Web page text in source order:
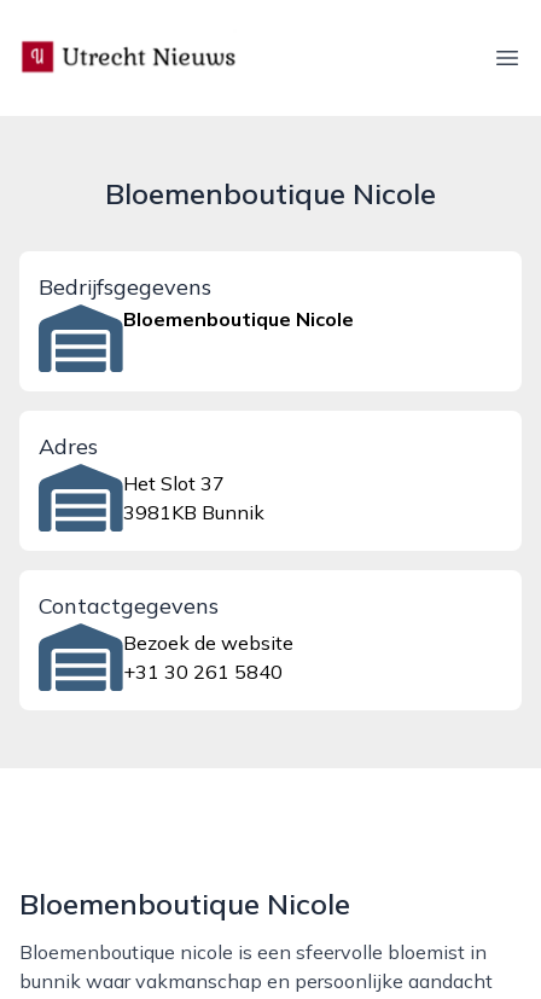
utrecht-nieuws.nl
Bloemenboutique Nicole
Bedrijfsgegevens
Bloemenboutique Nicole
Adres
Het Slot 37
3981KB Bunnik
Contactgegevens
Bezoek de website
+31 30 261 5840
Bloemenboutique Nicole
Bloemenboutique nicole is een sfeervolle bloemist in
bunnik waar vakmanschap en persoonlijke aandacht